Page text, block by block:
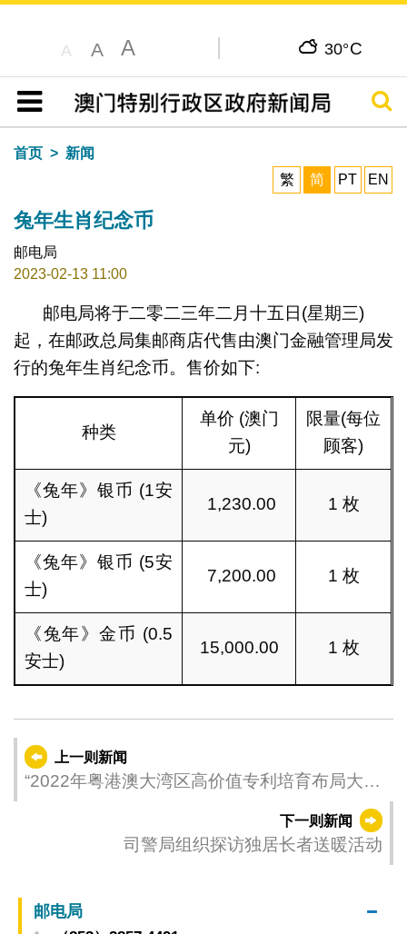
A A A 30°C
目录
搜寻
首页
新闻
繁
简 PT EN
兔年生肖纪念币
邮电局
2023-02-13 11:00
邮电局将于二零二三年二月十五日(星期三)
起，在邮政总局集邮商店代售由澳门金融管理局发
行的兔年生肖纪念币。售价如下:
种类
单价 (澳门
元)
限量(每位
顾客)
《兔年》银币 (1安
士)
1,230.00 1 枚
《兔年》银币 (5安
士)
7,200.00 1 枚
《兔年》金币 (0.5
安士)
15,000.00 1 枚
上一则新闻
“2022年粤港澳大湾区高价值专利培育布局大赛”
下一则新闻
司警局组织探访独居长者送暖活动
邮电局